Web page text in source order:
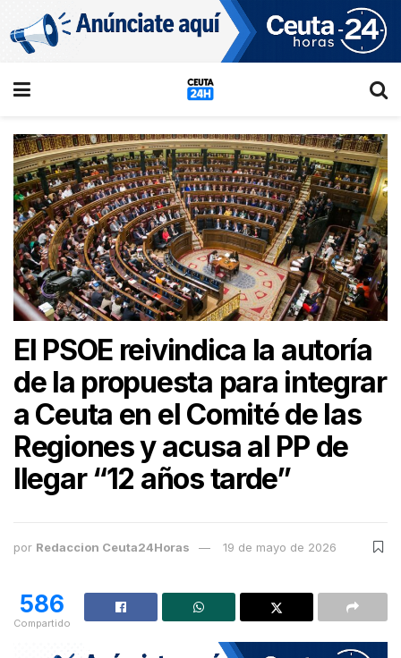
El PSOE reivindica la autoría
de la propuesta para integrar
a Ceuta en el Comité de las
Regiones y acusa al PP de
llegar “12 años tarde”
por Redaccion Ceuta24Horas 19 de mayo de 2026
586
Compartido